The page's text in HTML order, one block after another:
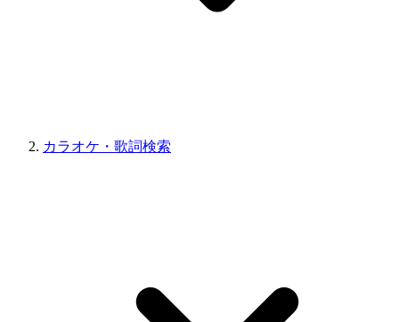
カラオケ・歌詞検索